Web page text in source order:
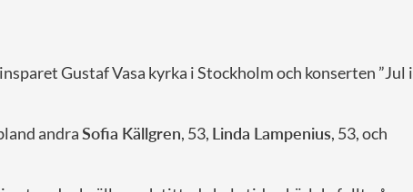
Gustaf Vasa kyrka i Stockholm och konserten ”Jul i
andraSofia Källgren, 53, Linda Lampenius, 53, och